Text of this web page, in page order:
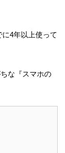
4年以上使って
な『スマホの